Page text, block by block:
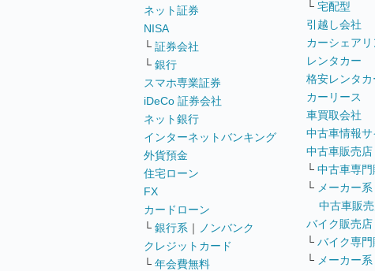
ネット証券
NISA
└ 証券会社
└ 銀行
スマホ専業証券
iDeCo 証券会社
ネット銀行
インターネットバンキング
外貨預金
住宅ローン
FX
カードローン
└ 銀行系 ｜
ノンバンク
クレジットカード
└ 年会費無料
└ 宅配型
引越し会社
カーシェア
レンタカー
格安レンタカ
カーリース
車買取会社
中古車情報サ
中古車販売店
└ 中古車専
└ メーカー系
中古車販
バイク販売店
└ バイク専
└ メーカー系